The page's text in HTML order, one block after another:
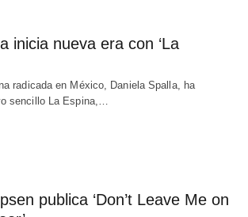
inicia nueva era con ‘La
radicada en México, Daniela Spalla, ha
sencillo La Espina,…
publica ‘Don’t Leave Me on